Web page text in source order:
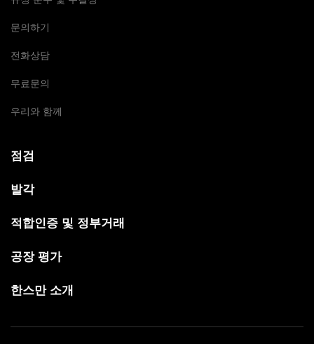
문의하기
전화상담
무료문의
우리와 함께
점검
발각
적합인증 및 정부거래
공장 평가
한스만 소개